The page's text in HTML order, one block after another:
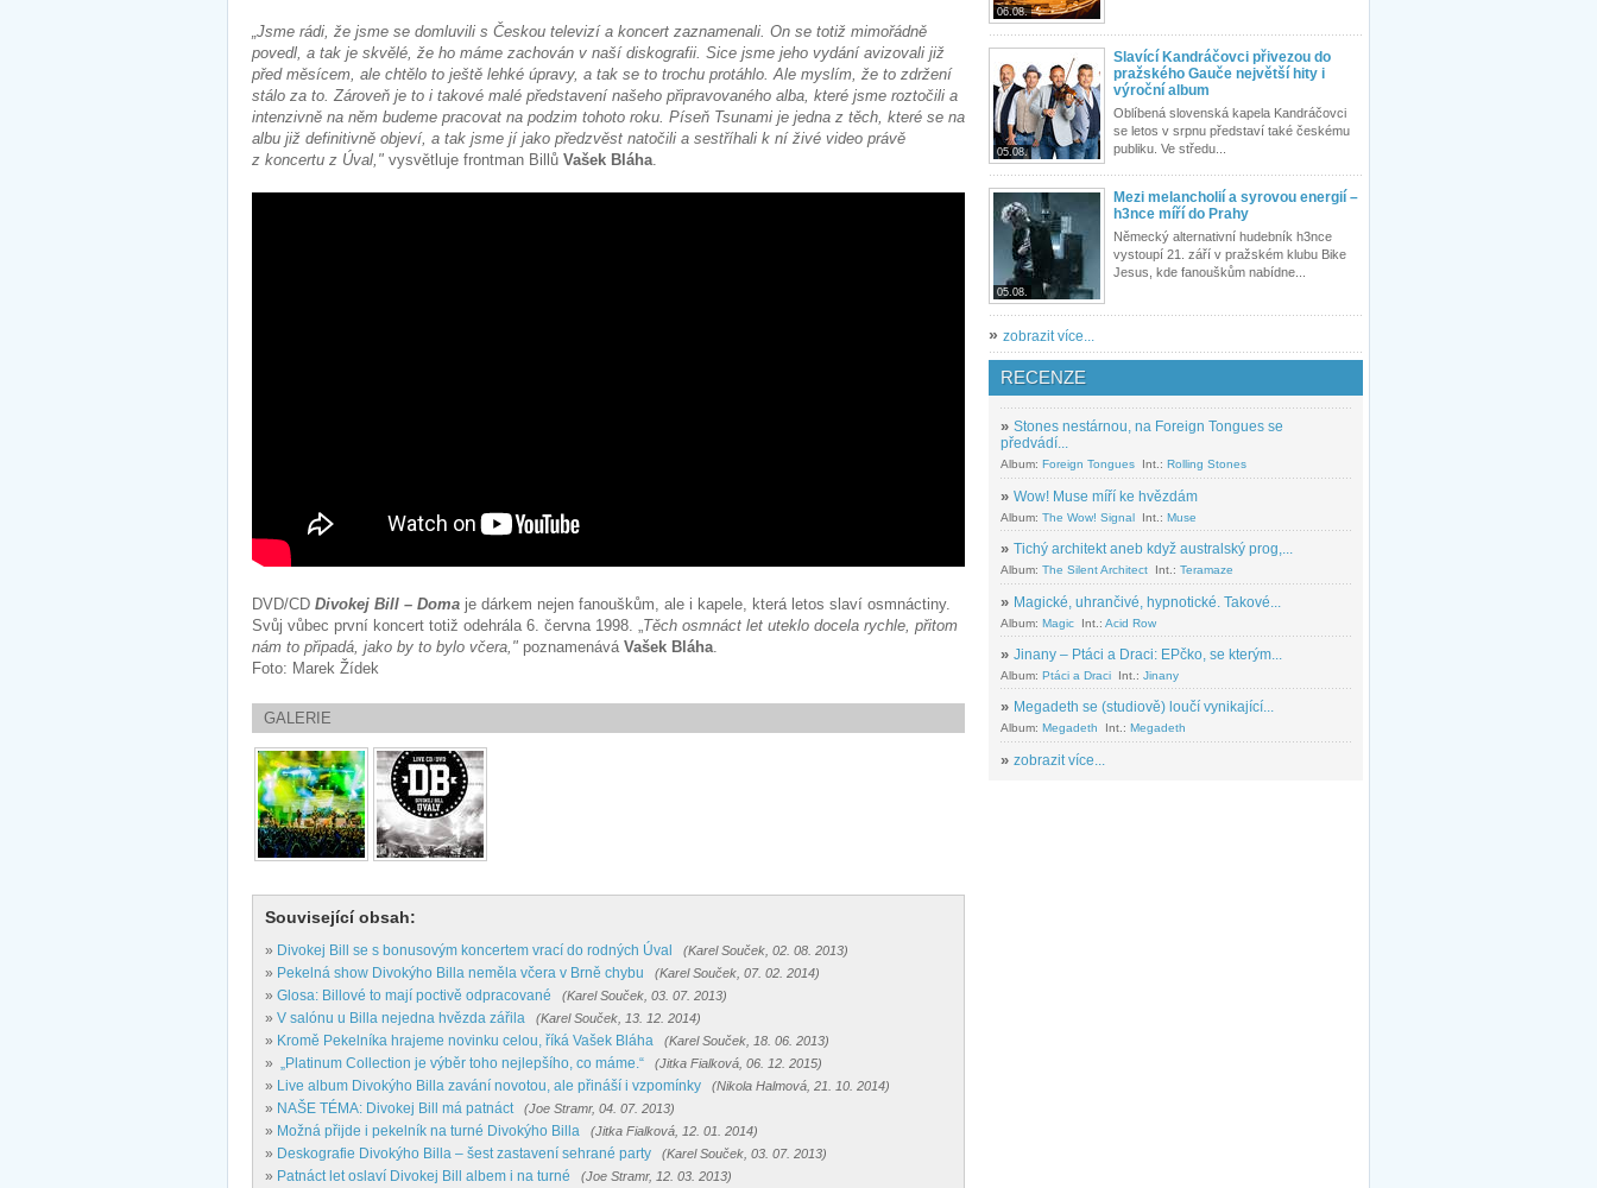
„Jsme rádi, že jsme se domluvili s Českou televizí a koncert zaznamenali. On se totiž mimořádně
povedl, a tak je skvělé, že ho máme zachován v naší diskografii. Sice jsme jeho vydání avizovali již
před měsícem, ale chtělo to ještě lehké úpravy, a tak se to trochu protáhlo. Ale myslím, že to zdržení
stálo za to. Zároveň je to i takové malé představení našeho připravovaného alba, které jsme roztočili a
intenzivně na něm budeme pracovat na podzim tohoto roku. Píseň Tsunami je jedna z těch, které se na
albu již definitivně objeví, a tak jsme jí jako předzvěst natočili a sestříhali k ní živé video právě
z koncertu z Úval," vysvětluje frontman Billů Vašek Bláha.
DVD/CD Divokej Bill – Doma je dárkem nejen fanouškům, ale i kapele, která letos slaví osmnáctiny.
Svůj vůbec první koncert totiž odehrála 6. června 1998. „Těch osmnáct let uteklo docela rychle, přitom
nám to připadá, jako by to bylo včera," poznamenává Vašek Bláha.
Foto: Marek Žídek
GALERIE
Související obsah:
» Divokej Bill se s bonusovým koncertem vrací do rodných Úval (Karel Souček, 02. 08. 2013)
» Pekelná show Divokýho Billa neměla včera v Brně chybu (Karel Souček, 07. 02. 2014)
» Glosa: Billové to mají poctivě odpracované (Karel Souček, 03. 07. 2013)
» V salónu u Billa nejedna hvězda zářila (Karel Souček, 13. 12. 2014)
» Kromě Pekelníka hrajeme novinku celou, říká Vašek Bláha (Karel Souček, 18. 06. 2013)
» „Platinum Collection je výběr toho nejlepšího, co máme.“ (Jitka Fialková, 06. 12. 2015)
» Live album Divokýho Billa zavání novotou, ale přináší i vzpomínky (Nikola Halmová, 21. 10. 2014)
» NAŠE TÉMA: Divokej Bill má patnáct (Joe Stramr, 04. 07. 2013)
» Možná přijde i pekelník na turné Divokýho Billa (Jitka Fialková, 12. 01. 2014)
» Deskografie Divokýho Billa – šest zastavení sehrané party (Karel Souček, 03. 07. 2013)
» Patnáct let oslaví Divokej Bill albem i na turné (Joe Stramr, 12. 03. 2013)
06.08.
05.08.
Slavící Kandráčovci přivezou do
pražského Gauče největší hity i
výroční album
Oblíbená slovenská kapela Kandráčovci
se letos v srpnu představí také českému
publiku. Ve středu...
05.08.
Mezi melancholií a syrovou energií –
h3nce míří do Prahy
Německý alternativní hudebník h3nce
vystoupí 21. září v pražském klubu Bike
Jesus, kde fanouškům nabídne...
» zobrazit více...
RECENZE
» Stones nestárnou, na Foreign Tongues se
předvádí...
Album: Foreign Tongues Int.: Rolling Stones
» Wow! Muse míří ke hvězdám
Album: The Wow! Signal Int.: Muse
» Tichý architekt aneb když australský prog,...
Album: The Silent Architect Int.: Teramaze
» Magické, uhrančivé, hypnotické. Takové...
Album: Magic Int.: Acid Row
» Jinany – Ptáci a Draci: EPčko, se kterým...
Album: Ptáci a Draci Int.: Jinany
» Megadeth se (studiově) loučí vynikající...
Album: Megadeth Int.: Megadeth
» zobrazit více...